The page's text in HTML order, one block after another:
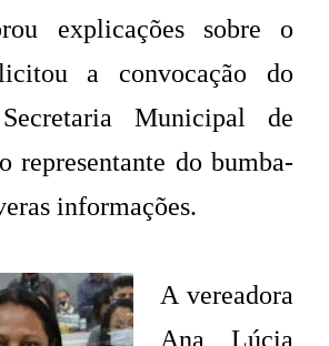
explicações sobre o
a convocação do
Municipal de
representante do bumba-
informações.
A vereadora
Ana Lúcia